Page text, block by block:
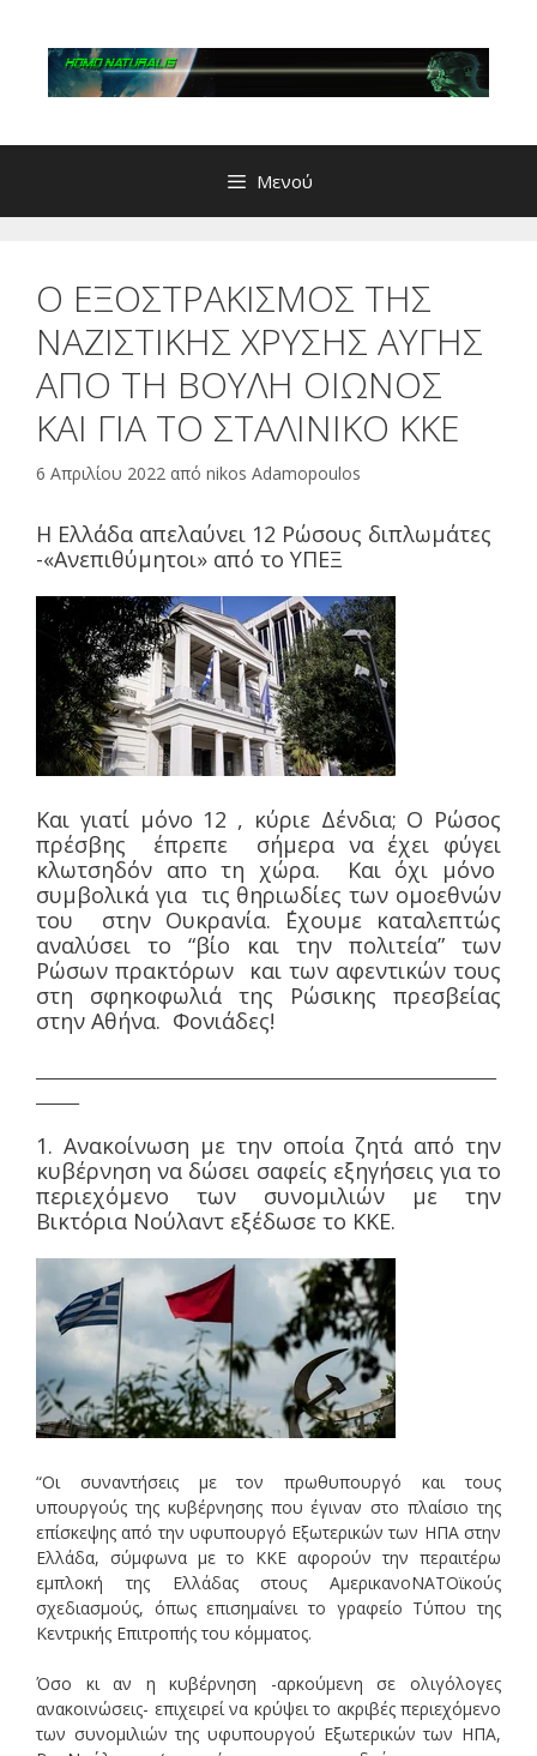
περιεχόμενο
Μενού
Ο ΕΞΟΣΤΡΑΚΙΣΜΟΣ ΤΗΣ
ΝΑΖΙΣΤΙΚΗΣ ΧΡΥΣΗΣ ΑΥΓΗΣ
ΑΠΟ ΤΗ ΒΟΥΛΗ ΟΙΩΝΟΣ
ΚΑΙ ΓΙΑ ΤΟ ΣΤΑΛΙΝΙΚΟ ΚΚΕ
6 Απριλίου 2022 από nikos Adamopoulos
Η Ελλάδα απελαύνει 12 Ρώσους διπλωμάτες
-«Ανεπιθύμητοι» από το ΥΠΕΞ
Και γιατί μόνο 12 , κύριε Δένδια; Ο Ρώσος
πρέσβης έπρεπε σήμερα να έχει φύγει
κλωτσηδόν απο τη χώρα. Και όχι μόνο
συμβολικά για τις θηριωδίες των ομοεθνών
του στην Ουκρανία. ΄Εχουμε καταλεπτώς
αναλύσει το “βίο και την πολιτεία” των
Ρώσων πρακτόρων και των αφεντικών τους
στη σφηκοφωλιά της Ρώσικης πρεσβείας
στην Αθήνα. Φονιάδες!
1. Ανακοίνωση με την οποία ζητά από την
κυβέρνηση να δώσει σαφείς εξηγήσεις για το
περιεχόμενο των συνομιλιών με την
Βικτόρια Νούλαντ εξέδωσε το ΚΚΕ.
“Οι συναντήσεις με τον πρωθυπουργό και τους
υπουργούς της κυβέρνησης που έγιναν στο πλαίσιο της
επίσκεψης από την υφυπουργό Εξωτερικών των ΗΠΑ στην
Ελλάδα, σύμφωνα με το ΚΚΕ αφορούν την περαιτέρω
εμπλοκή της Ελλάδας στους ΑμερικανοΝΑΤΟϊκούς
σχεδιασμούς, όπως επισημαίνει το γραφείο Τύπου της
Κεντρικής Επιτροπής του κόμματος.
Όσο κι αν η κυβέρνηση -αρκούμενη σε ολιγόλογες
ανακοινώσεις- επιχειρεί να κρύψει το ακριβές περιεχόμενο
των συνομιλιών της υφυπουργού Εξωτερικών των ΗΠΑ,